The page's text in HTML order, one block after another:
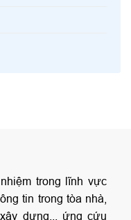
trong lĩnh vực
tin trong tòa nhà,
dựng,.. ứng cứu